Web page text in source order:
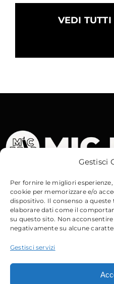
Gestisci
Per fornire le migliori
cookie per memorizzare e/o
dispositivo. Il consenso a
elaborare dati come il
su questo sito. Non
negativamente su alcune
Gestisci servizi
VEDI
Contatti
Via Gobetti, 15– 40129
Email:info@micdrop.it